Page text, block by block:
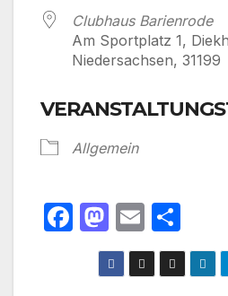
Clubhaus Barienrode
Am Sportplatz 1,
Niedersachsen, 31199
Allgemein
F
M
a
st
E
m
ail
ei
le